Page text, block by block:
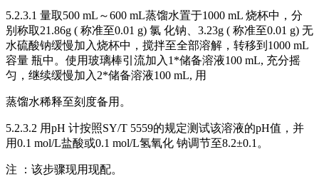
5.2.3.1 量取500 mL～600 mL蒸馏水置于1000 mL 烧杯中，分
别称取21.86g ( 称准至0.01 g) 氯 化钠、3.23g ( 称准至0.01 g) 无
水硫酸钠缓慢加入烧杯中，搅拌至全部溶解，转移到1000 mL
容量 瓶中。使用玻璃棒引流加入1*储备溶液100 mL, 充分摇
匀，继续缓慢加入2*储备溶液100 mL, 用
蒸馏水稀释至刻度备用。
5.2.3.2 用pH 计按照SY/T 5559的规定测试该溶液的pH值，并
用0.1 mol/L盐酸或0.1 mol/L氢氧化 钠调节至8.2±0.1。
注 ：该步骤现用现配。